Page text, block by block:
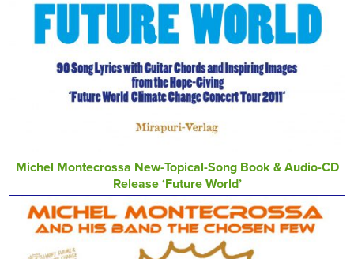
Michel Montecrossa New-Topical-Song Book & Audio-CD
Release ‘Future World’